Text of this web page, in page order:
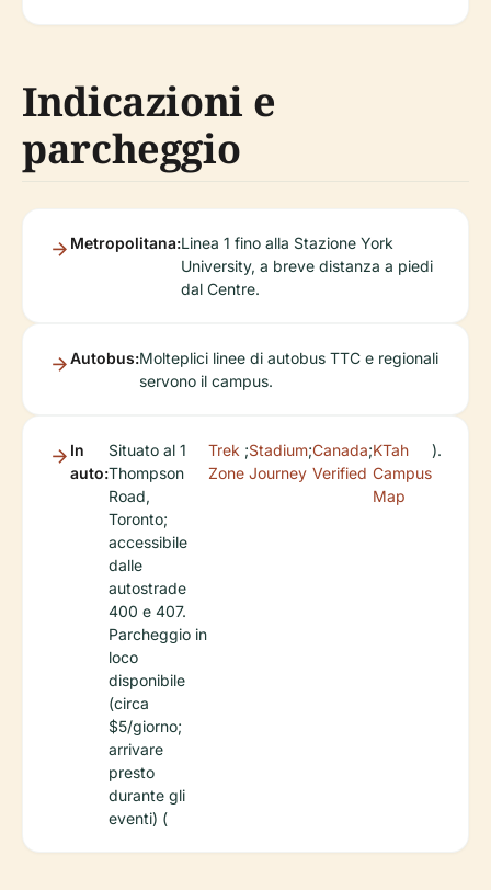
Indicazioni e
parcheggio
Metropolitana:Linea 1 fino alla Stazione York
University, a breve distanza a piedi
dal Centre.
Autobus:Molteplici linee di autobus TTC e regionali
servono il campus.
In
auto:
Situato al 1
Thompson
Road,
Toronto;
accessibile
dalle
autostrade
400 e 407.
Parcheggio in
loco
disponibile
(circa
$5/giorno;
arrivare
presto
durante gli
eventi) (
Trek
Zone
;Stadium
Journey
;Canada
Verified
;KTah
Campus
Map
).